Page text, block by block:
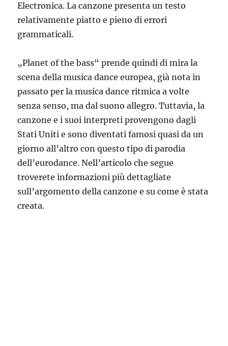
Electronica. La canzone presenta un testo
relativamente piatto e pieno di errori
grammaticali.
„Planet of the bass“ prende quindi di mira la
scena della musica dance europea, già nota in
passato per la musica dance ritmica a volte
senza senso, ma dal suono allegro. Tuttavia, la
canzone e i suoi interpreti provengono dagli
Stati Uniti e sono diventati famosi quasi da un
giorno all’altro con questo tipo di parodia
dell’eurodance. Nell’articolo che segue
troverete informazioni più dettagliate
sull’argomento della canzone e su come è stata
creata.